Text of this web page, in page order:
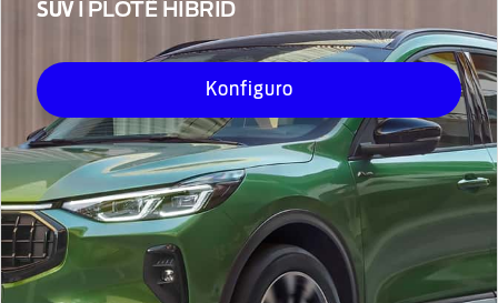
SUV I PLOTË HIBRID
Konfiguro